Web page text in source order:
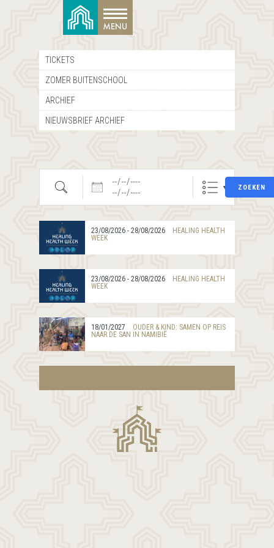
TICKETS
ZOMER BUITENSCHOOL
ARCHIEF
NIEUWSBRIEF ARCHIEF
Zoeken Datums ZOEKEN
23/08/2026 - 28/08/2026
HEALING HEALTH
WEEK
23/08/2026 - 28/08/2026
HEALING HEALTH
WEEK
18/01/2027
OUDER & KIND: SAMEN OP REIS
NAAR DE SAN IN NAMIBIË